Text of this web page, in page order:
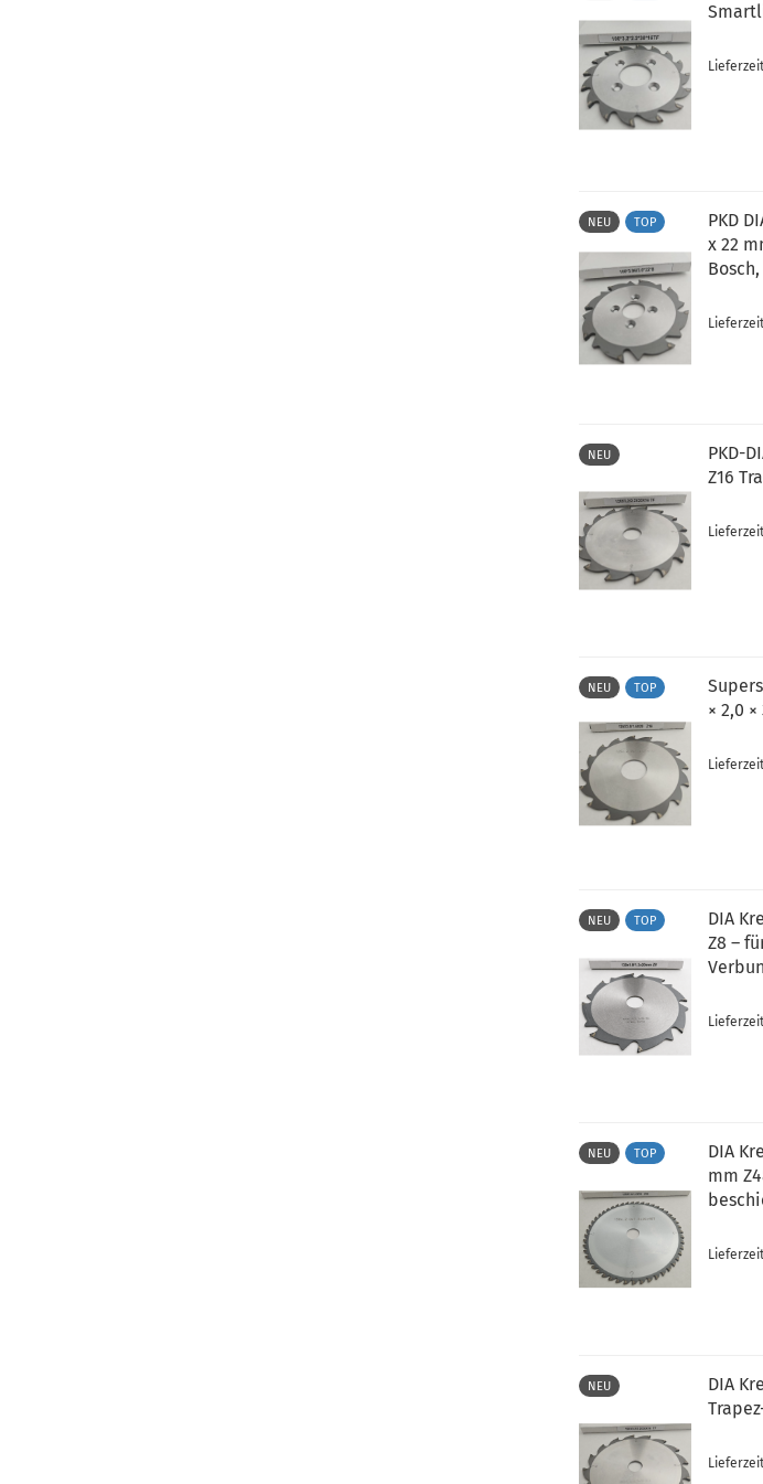
NEU TOP
PKD
x 22
NEU
PKD-
Z16
NEU TOP
× 2,0
NEU TOP
DIA
Z8 –
NEU TOP
DIA
mm
NEU
DIA